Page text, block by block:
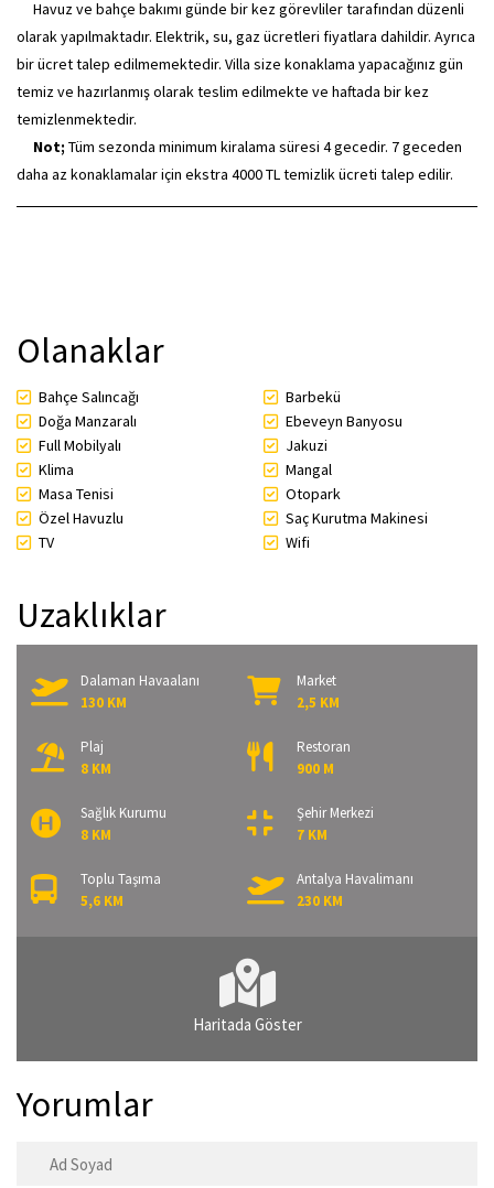
Havuz ve bahçe bakımı günde bir kez görevliler tarafından düzenli
olarak yapılmaktadır. Elektrik, su, gaz ücretleri fiyatlara dahildir. Ayrıca
bir ücret talep edilmemektedir. Villa size konaklama yapacağınız gün
temiz ve hazırlanmış olarak teslim edilmekte ve haftada bir kez
temizlenmektedir.
Not; Tüm sezonda minimum kiralama süresi 4 gecedir. 7 geceden
daha az konaklamalar için ekstra 4000 TL temizlik ücreti talep edilir.
Olanaklar
Bahçe Salıncağı
Barbekü
Doğa Manzaralı
Ebeveyn Banyosu
Full Mobilyalı
Jakuzi
Klima
Mangal
Masa Tenisi
Otopark
Özel Havuzlu
Saç Kurutma Makinesi
TV
Wifi
Uzaklıklar
Dalaman Havaalanı
130 KM
Market
2,5 KM
Plaj
8 KM
Restoran
900 M
Sağlık Kurumu
8 KM
Şehir Merkezi
7 KM
Toplu Taşıma
5,6 KM
Antalya Havalimanı
230 KM
Haritada Göster
Yorumlar